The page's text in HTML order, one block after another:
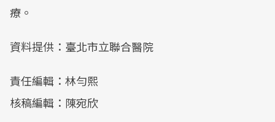
療。
資料提供：臺北市立聯合醫院
責任編輯：林勻熙
核稿編輯：陳宛欣